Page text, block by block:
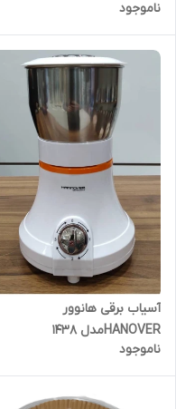
ناموجود
آسیاب برقی هانوور
HANOVERمدل 1438
ناموجود